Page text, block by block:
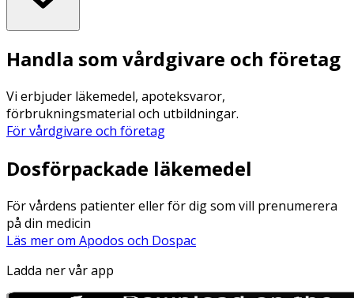
Handla som vårdgivare och företag
Vi erbjuder läkemedel, apoteksvaror,
förbrukningsmaterial och utbildningar.
För vårdgivare och företag
Dosförpackade läkemedel
För vårdens patienter eller för dig som vill prenumerera
på din medicin
Läs mer om Apodos och Dospac
Ladda ner vår app